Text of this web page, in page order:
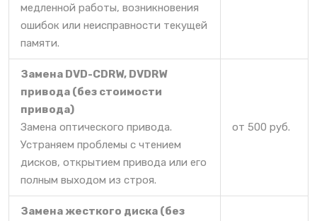
медленной работы, возникновения
ошибок или неисправности текущей
памяти.
Замена DVD-CDRW, DVDRW
привода (без стоимости
привода)
Замена оптического привода.
Устраняем проблемы с чтением
дисков, открытием привода или его
полным выходом из строя.
от 500 руб.
Замена жесткого диска (без